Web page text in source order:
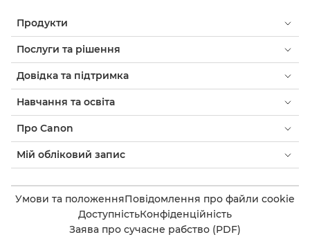
Продукти
Послуги та рішення
Довідка та підтримка
Навчання та освіта
Про Canon
Мій обліковий запис
Умови та положенняПовідомлення про файли cookie
ДоступністьКонфіденційність
Заява про сучасне рабство (PDF)